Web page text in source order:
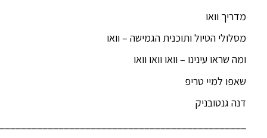
מדריך וואו
מסלולי הטיול ותוכנית הגמישה – וואו
ומה שראו עינינו – וואו וואו וואו
שאפו למיי טריפ
דנה גנטובניק